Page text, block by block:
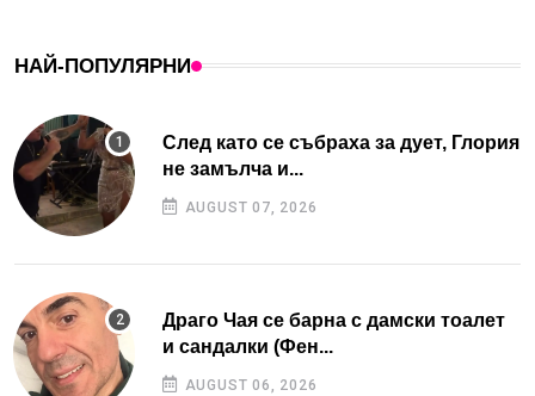
НАЙ-ПОПУЛЯРНИ
След като се събраха за дует, Глория
не замълча и...
AUGUST 07, 2026
Драго Чая се барна с дамски тоалет
и сандалки (Фен...
AUGUST 06, 2026